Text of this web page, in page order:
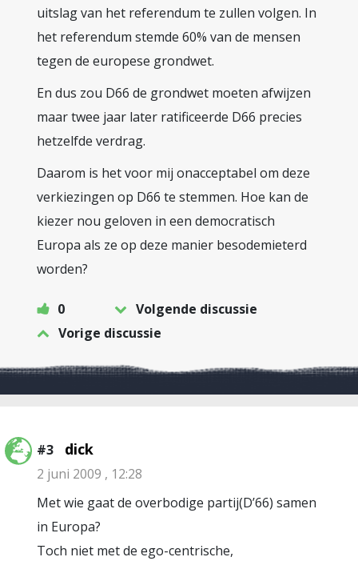
uitslag van het referendum te zullen volgen. In
het referendum stemde 60% van de mensen
tegen de europese grondwet.
En dus zou D66 de grondwet moeten afwijzen
maar twee jaar later ratificeerde D66 precies
hetzelfde verdrag.
Daarom is het voor mij onacceptabel om deze
verkiezingen op D66 te stemmen. Hoe kan de
kiezer nou geloven in een democratisch
Europa als ze op deze manier besodemieterd
worden?
0
Volgende discussie
Vorige discussie
#3 dick
2 juni 2009 , 12:28
Met wie gaat de overbodige partij(D’66) samen
in Europa?
Toch niet met de ego-centrische,